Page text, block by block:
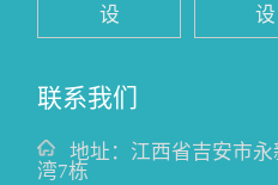
设
设
联系我们
地址： 江西省吉安市
湾7栋